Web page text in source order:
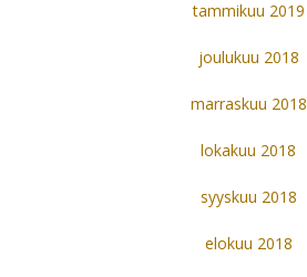
tammikuu 2019
joulukuu 2018
marraskuu 2018
lokakuu 2018
syyskuu 2018
elokuu 2018